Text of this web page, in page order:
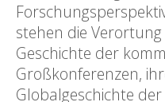
stehen die
Geschichte der
Großkonferenzen,
Globalgeschichte